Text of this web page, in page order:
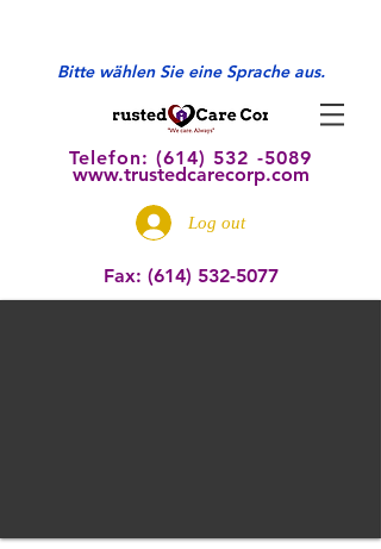
Bitte wählen Sie eine Sprache aus.
Telefon: (614) 532 -5089
www.trustedcarecorp.com
Log out
Fax: (614) 532-5077